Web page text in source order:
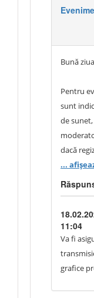
Bună
Pentru
sunt
de
dacă
sau
timpul
...
11:04
Va fi
grafice